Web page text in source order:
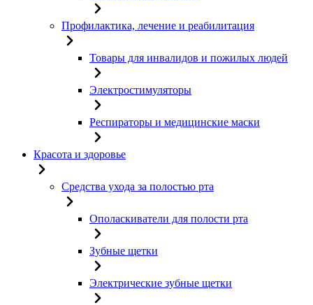
Профилактика, лечение и реабилитация
Товары для инвалидов и пожилых людей
Электростимуляторы
Респираторы и медицинские маски
Красота и здоровье
Средства ухода за полостью рта
Ополаскиватели для полости рта
Зубные щетки
Электрические зубные щетки